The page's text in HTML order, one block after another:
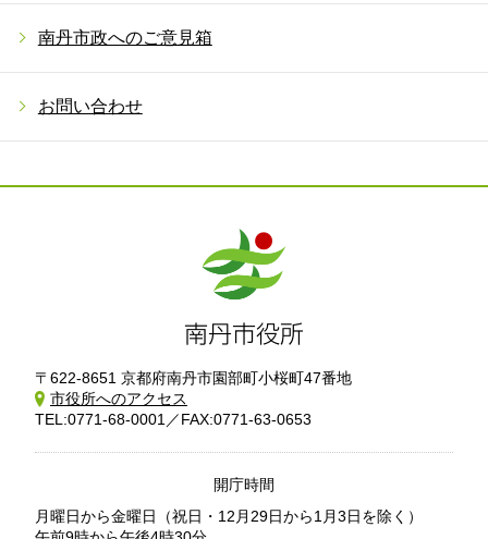
南丹市政へのご意見箱
お問い合わせ
〒622-8651 京都府南丹市園部町小桜町47番地
市役所へのアクセス
TEL:0771-68-0001／FAX:0771-63-0653
開庁時間
月曜日から金曜日
（祝日・12月29日から1月3日を除く）